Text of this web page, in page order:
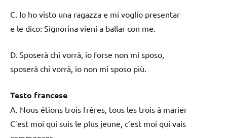
C. Io ho visto una ragazza e mi voglio presentar
e le dico: Signorina vieni a ballar con me.
D. Sposerà chi vorrà, io forse non mi sposo,
sposerà chi vorrà, io non mi sposo più.
Testo francese
A. Nous étions trois frères, tous les trois à marier
C’est moi qui suis le plus jeune, c’est moi qui vais